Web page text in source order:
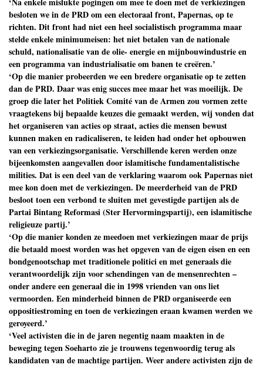
besloten we in de PRD om een electoraal front, Papernas, op te
richten. Dit front had niet een heel socialistisch programma maar
stelde enkele minimumeisen: het niet betalen van de nationale
schuld, nationalisatie van de olie- energie en mijnbouwindustrie en
een programma van industrialisatie om banen te creëren.’
‘Op die manier probeerden we een bredere organisatie op te zetten
dan de PRD. Daar was enig succes mee maar het was moeilijk. De
groep die later het Politiek Comité van de Armen zou vormen zette
vraagtekens bij bepaalde keuzes die gemaakt werden, wij vonden dat
het organiseren van acties op straat, acties die mensen bewust
kunnen maken en radicaliseren, te leiden had onder het opbouwen
van een verkiezingsorganisatie. Verschillende keren werden onze
bijeenkomsten aangevallen door islamitische fundamentalistische
milities. Dat is een deel van de verklaring waarom ook Papernas niet
mee kon doen met de verkiezingen. De meerderheid van de PRD
besloot toen een verbond te sluiten met gevestigde partijen als de
Partai Bintang Reformasi (Ster Hervormingspartij), een islamitische
religieuze partij.’
‘Op die manier konden ze meedoen met verkiezingen maar de prijs
die betaald moest worden was het opgeven van de eigen eisen en een
bondgenootschap met traditionele politici en met generaals die
verantwoordelijk zijn voor schendingen van de mensenrechten –
onder andere een generaal die in 1998 vrienden van ons liet
vermoorden. Een minderheid binnen de PRD organiseerde een
oppositiestroming en toen de verkiezingen eraan kwamen werden we
geroyeerd.’
‘Veel activisten die in de jaren negentig naam maakten in de
beweging tegen Soeharto zie je trouwens tegenwoordig terug als
kandidaten van de machtige partijen. Weer andere activisten zijn de